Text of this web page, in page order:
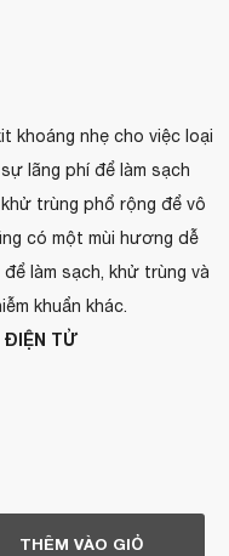
khoáng nhẹ cho việc loại
lãng phí để làm sạch
trùng phổ rộng để vô
có một mùi hương dễ
làm sạch, khử trùng và
khuẩn khác.
ĐIỆN TỬ
THÊM VÀO GIỎ